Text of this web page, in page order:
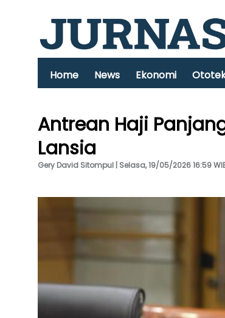
Home News Ekonomi
Antrean Haji
Lansia
Gery David Sitompul | Selasa, 19/05/2026 16:59